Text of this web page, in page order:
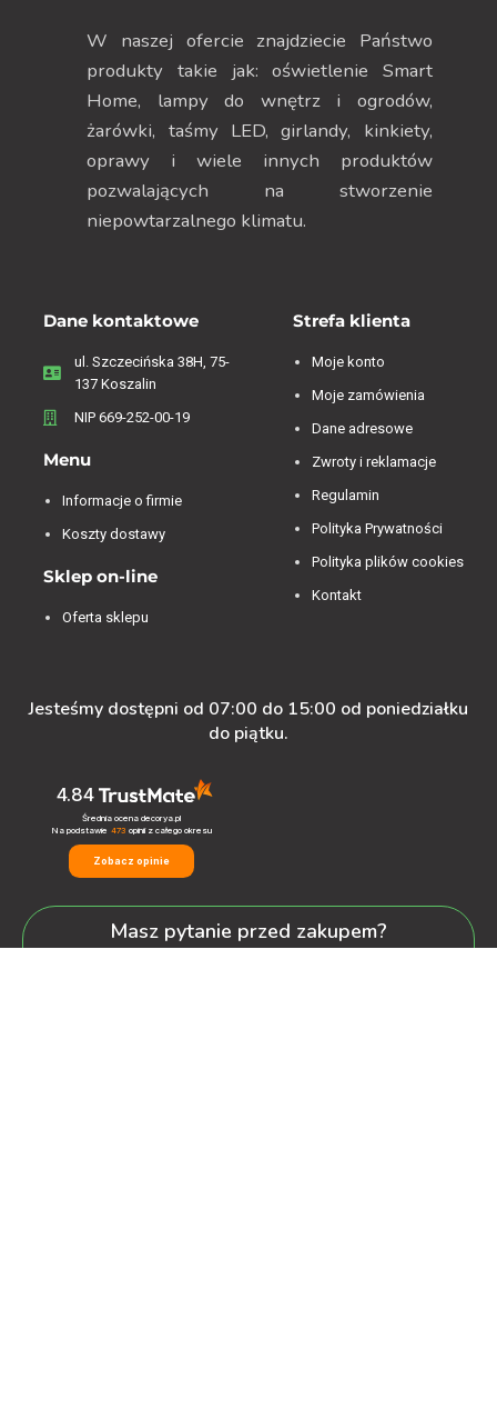
W naszej ofercie znajdziecie Państwo
produkty takie jak: oświetlenie Smart
Home, lampy do wnętrz i ogrodów,
żarówki, taśmy LED, girlandy, kinkiety,
oprawy i wiele innych produktów
pozwalających na stworzenie
niepowtarzalnego klimatu.
Dane kontaktowe
ul. Szczecińska 38H, 75-
137 Koszalin
NIP 669-252-00-19
Menu
Informacje o firmie
Koszty dostawy
Sklep on-line
Oferta sklepu
Strefa klienta
Moje konto
Moje zamówienia
Dane adresowe
Zwroty i reklamacje
Regulamin
Polityka Prywatności
Polityka plików cookies
Kontakt
Jesteśmy dostępni od 07:00 do 15:00 od poniedziałku
do piątku.
4.84
Średnia ocena decorya.pl
Na podstawie 473 opinii z całego okresu
Zobacz opinie
Masz pytanie przed zakupem?